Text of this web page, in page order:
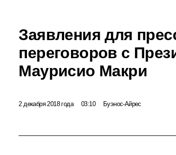
Заявления для
переговоров с
Маурисио Макри
2 декабря 2018 года 03:10 Буэнос-Айрес